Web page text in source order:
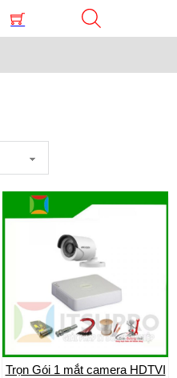
Trọn Gói 1 mắt camera HDTVI